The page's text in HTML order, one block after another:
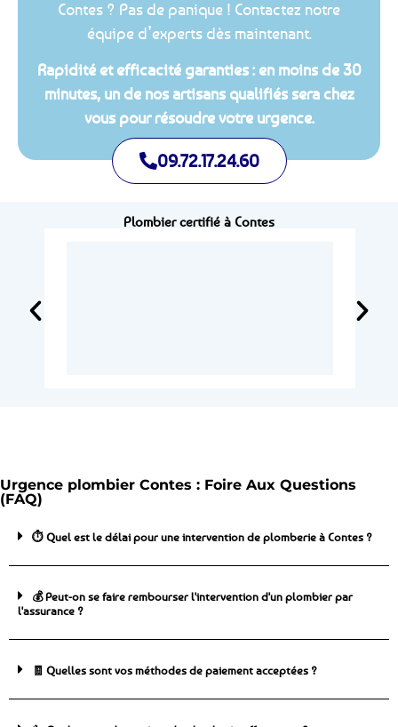
Contes ? Pas de panique ! Contactez notre
équipe d’experts dès maintenant.
Rapidité et efficacité garanties : en moins de 30
minutes, un de nos artisans qualifiés sera chez
vous pour résoudre votre urgence.
09.72.17.24.60
Plombier certifié à Contes
Urgence plombier Contes : Foire Aux Questions
(FAQ)
⏱️ Quel est le délai pour une intervention de plomberie à Contes ?
💰 Peut-on se faire rembourser l'intervention d'un plombier par
l'assurance ?
🧾 Quelles sont vos méthodes de paiement acceptées ?